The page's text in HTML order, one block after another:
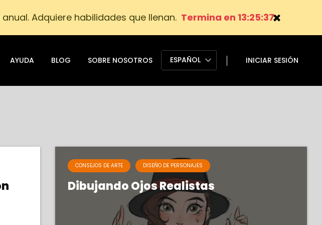
Adquiere habilidades que llenan. Termina en 13:25:36
AYUDA BLOG SOBRE NOSOTROS ESPAÑOL INICIAR SESIÓN
CONSEJOS DE ARTE DISEÑO DE PERSONAJES
Dibujando Ojos Realistas